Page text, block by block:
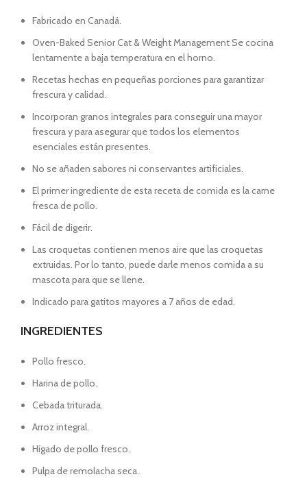
Fabricado en Canadá.
Oven-Baked Senior Cat & Weight Management Se cocina
lentamente a baja temperatura en el horno.
Recetas hechas en pequeñas porciones para garantizar
frescura y calidad.
Incorporan granos integrales para conseguir una mayor
frescura y para asegurar que todos los elementos
esenciales están presentes.
No se añaden sabores ni conservantes artificiales.
El primer ingrediente de esta receta de comida es la carne
fresca de pollo.
Fácil de digerir.
Las croquetas contienen menos aire que las croquetas
extruidas. Por lo tanto, puede darle menos comida a su
mascota para que se llene.
Indicado para gatitos mayores a 7 años de edad.
INGREDIENTES
Pollo fresco.
Harina de pollo.
Cebada triturada.
Arroz integral.
Hígado de pollo fresco.
Pulpa de remolacha seca.